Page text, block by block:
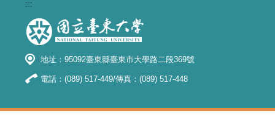
:::
地址：95092臺東縣臺東市大學路二段369號
電話：(089) 517-449/傳真：(089) 517-448